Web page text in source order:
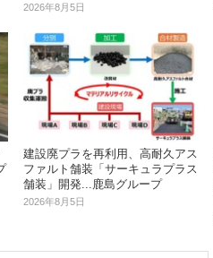
2026年8月5日
建設廃プラを再利用、高耐久アス
ファルト舗装「サーキュラプラス
舗装」開発...鹿島グループ
2026年8月5日